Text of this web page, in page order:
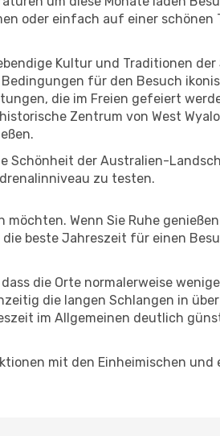
oder einfach auf einer schönen
Kultur und Traditionen der
für den Besuch
die im Freien gefeiert
Zentrum von West
Schönheit der Australien-
zu testen.
Wenn Sie Ruhe
beste Jahreszeit für einen
die Orte normalerweise
die langen Schlangen in
im Allgemeinen deutlich
mit den Einheimischen